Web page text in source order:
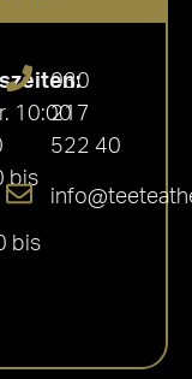
10:00
bis
bis
030
217
522 40